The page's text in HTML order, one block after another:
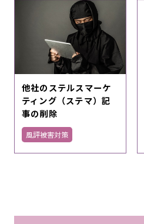
他社のステルスマーケ
ティング（ステマ）記
事の削除
風評被害対策